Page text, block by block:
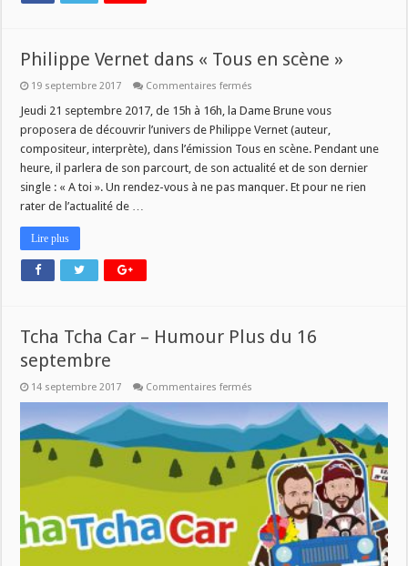
Philippe Vernet dans « Tous en scène »
19 septembre 2017 Commentaires fermés
Vernet
« Tous
en
scène »
Jeudi 21 septembre 2017, de 15h à 16h, la Dame Brune vous
proposera de découvrir l’univers de Philippe Vernet (auteur,
compositeur, interprète), dans l’émission Tous en scène. Pendant une
heure, il parlera de son parcourt, de son actualité et de son dernier
single : « A toi ». Un rendez-vous à ne pas manquer. Et pour ne rien
rater de l’actualité de …
Lire plus
Tcha Tcha Car – Humour Plus du 16
septembre
14 septembre 2017 Commentaires fermés
Car
Humour
Plus
du
16
septembre